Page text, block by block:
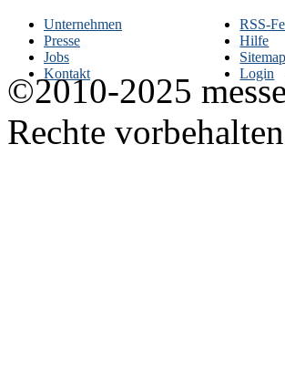
Unternehmen
Presse
Jobs
Kontakt
RSS-
Hilfe
Sitemap
Login
©2010-2025
Rechte